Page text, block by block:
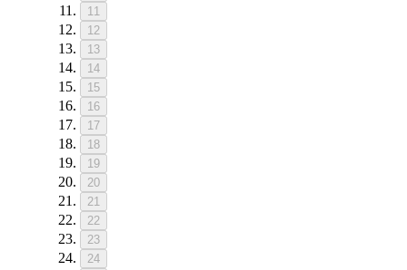
11
12
13
14
15
16
17
18
19
20
21
22
23
24